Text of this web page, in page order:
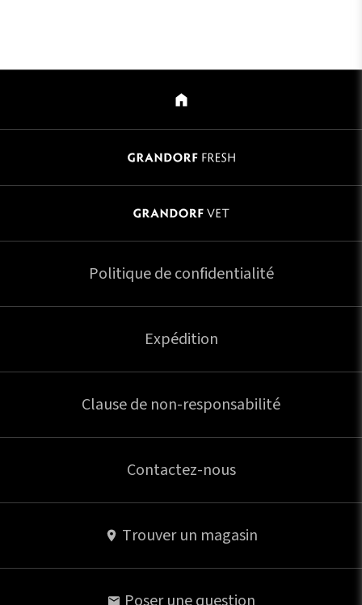
Politique de confidentialité
Expédition
Clause de non-responsabilité
Contactez-nous
Trouver un magasin